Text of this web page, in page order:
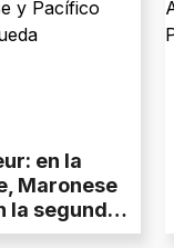
en la
Maronese
la segunda